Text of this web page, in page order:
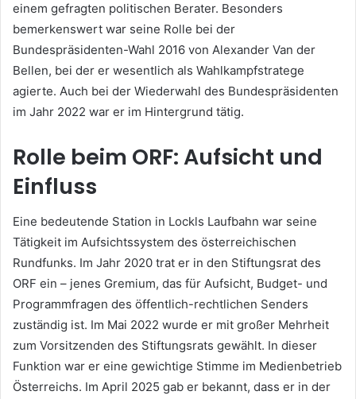
einem gefragten politischen Berater. Besonders
bemerkenswert war seine Rolle bei der
Bundespräsidenten-Wahl 2016 von Alexander Van der
Bellen, bei der er wesentlich als Wahlkampfstratege
agierte. Auch bei der Wiederwahl des Bundespräsidenten
im Jahr 2022 war er im Hintergrund tätig.
Rolle beim ORF: Aufsicht und
Einfluss
Eine bedeutende Station in Lockls Laufbahn war seine
Tätigkeit im Aufsichtssystem des österreichischen
Rundfunks. Im Jahr 2020 trat er in den Stiftungsrat des
ORF ein – jenes Gremium, das für Aufsicht, Budget- und
Programmfragen des öffentlich-rechtlichen Senders
zuständig ist. Im Mai 2022 wurde er mit großer Mehrheit
zum Vorsitzenden des Stiftungsrats gewählt. In dieser
Funktion war er eine gewichtige Stimme im Medienbetrieb
Österreichs. Im April 2025 gab er bekannt, dass er in der